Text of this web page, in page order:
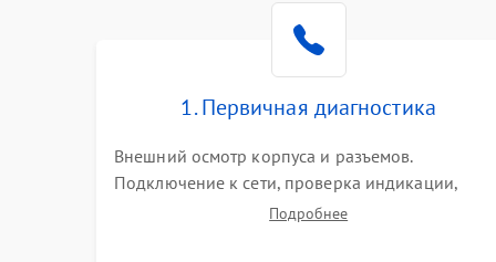
1. Первичная диагностика
Внешний осмотр корпуса и разъемов.
Подключение к сети, проверка индикации,
звуковых сигналов и кодов ошибок. Измерение
Подробнее